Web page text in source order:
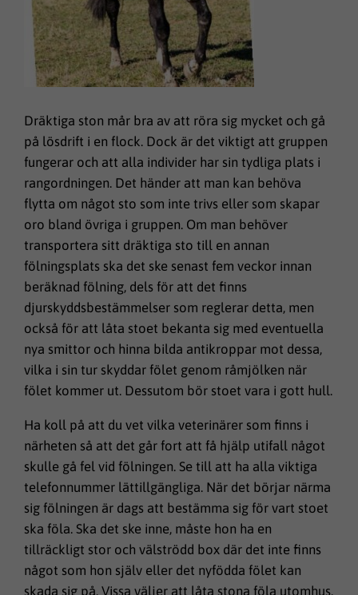
Dräktiga ston mår bra av att röra sig mycket och gå
på lösdrift i en flock. Dock är det viktigt att gruppen
fungerar och att alla individer har sin tydliga plats i
rangordningen. Det händer att man kan behöva
flytta om något sto som inte trivs eller som skapar
oro bland övriga i gruppen. Om man behöver
transportera sitt dräktiga sto till en annan
fölningsplats ska det ske senast fem veckor innan
beräknad fölning, dels för att det finns
djurskyddsbestämmelser som reglerar detta, men
också för att låta stoet bekanta sig med eventuella
nya smittor och hinna bilda antikroppar mot dessa,
vilka i sin tur skyddar fölet genom råmjölken när
fölet kommer ut. Dessutom bör stoet vara i gott hull.
Ha koll på att du vet vilka veterinärer som finns i
närheten så att det går fort att få hjälp utifall något
skulle gå fel vid fölningen. Se till att ha alla viktiga
telefonnummer lättillgängliga. När det börjar närma
sig fölningen är dags att bestämma sig för vart stoet
ska föla. Ska det ske inne, måste hon ha en
tillräckligt stor och välströdd box där det inte finns
något som hon själv eller det nyfödda fölet kan
skada sig på. Vissa väljer att låta stona föla utomhus.